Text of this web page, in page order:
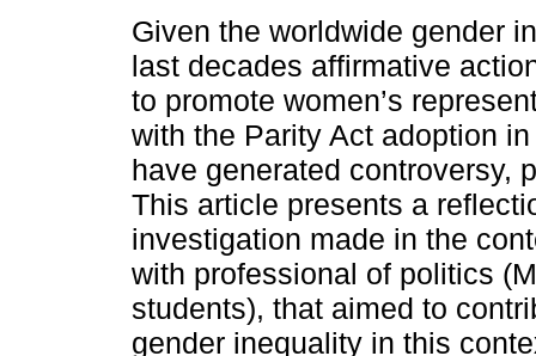
Given the worldwide gender
last decades affirmative
to promote women’s
with the Parity Act adoption
have generated controversy,
This article presents a
investigation made in the
with professional of politics
students), that aimed to
gender inequality in this